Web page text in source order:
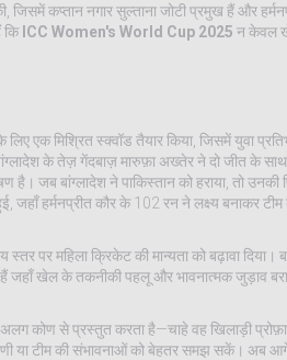
जिसमें कप्तान नगार सुल्ताना जोटी प्रमुख हैंऔर
कि ICC Women's World Cup 2025 न केवल
लिए एक मिश्रित स्क्वॉड तैयार किया, जिसमें युवा
के तेज़ गेंदबाज़ मारुफ़ा अख्तेर ने दो जीत के साथ
है। जब बांग्लादेश ने पाकिस्तान को हराया, तो
हर्मनप्रीत कौर के 102 रन ने लक्ष्य बनाकर
महिला क्रिकेट की मान्यता को बढ़ावा दिया।
जहाँ खेल के तकनीकी पहलू और भावनात्मक जुड़ाव
से प्रस्तुत करता है—चाहे वह खिलाड़ी
या टीम की संभावनाओं को बेहतर समझ सकें।